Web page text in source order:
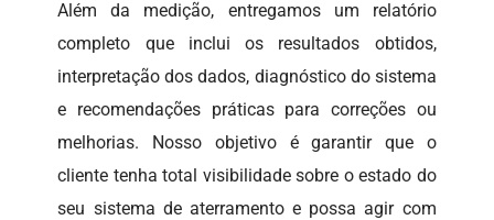
Além da medição, entregamos um relatório
completo que inclui os resultados obtidos,
interpretação dos dados, diagnóstico do sistema
e recomendações práticas para correções ou
melhorias. Nosso objetivo é garantir que o
cliente tenha total visibilidade sobre o estado do
seu sistema de aterramento e possa agir com